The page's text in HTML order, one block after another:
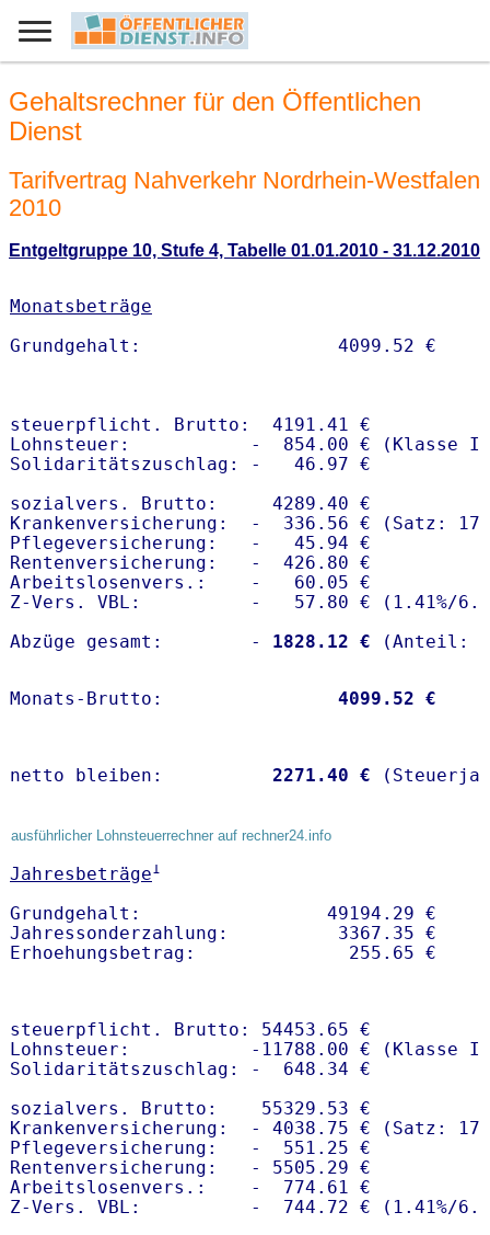
Gehaltsrechner für den Öffentlichen
Dienst
Tarifvertrag Nahverkehr Nordrhein-Westfalen
2010
Entgeltgruppe 10, Stufe 4, Tabelle 01.01.2010 - 31.12.2010
Monatsbeträge
steuerpflicht. Brutto:  4191.41 €
Lohnsteuer:           -  854.00 € (Klasse I)
Solidaritätszuschlag: -   46.97 €
sozialvers. Brutto:     4289.40 €
Krankenversicherung:  -  336.56 € (Satz:
Pflegeversicherung:   -   45.94 €
Rentenversicherung:   -  426.80 €
Arbeitslosenvers.:    -   60.05 €
Z-Vers. VBL:          -   57.80 € ( 1.41%/
Abzüge gesamt:        -
1828.12 €
Monats-Brutto: 4099.52 €
netto bleiben: 2271.40 €
ausführlicher Lohnsteuerrechner auf rechner24.info
Jahresbeträge1
Grundgehalt:                 49194.29 €
Jahressonderzahlung:          3367.35 €
steuerpflicht. Brutto: 54453.65 €
Lohnsteuer:           -11788.00 € (Klasse I)
Solidaritätszuschlag: -  648.34 €
sozialvers. Brutto:    55329.53 €
Krankenversicherung:  - 4038.75 € (Satz:
Pflegeversicherung:   -  551.25 €
Rentenversicherung:   - 5505.29 €
Arbeitslosenvers.:    -  774.61 €
Z-Vers. VBL:          -  744.72 € ( 1.41%/